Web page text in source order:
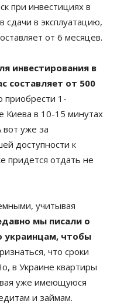
при инвестициях в
сдачи в эксплуатацию,
от 6 месяцев.
инвестирования в
составляет от 500
приобрести 1-
Киева в 10-15 минутах
уже за
доступности к
придется отдать не
учитывая
мы писали о
украинцам, чтобы
что сроки
в Украине квартиры
уже имеющуюся
и займам.